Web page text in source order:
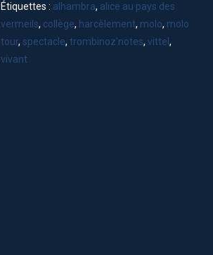
Étiquettes : alhambra, alice au pays des
vermeils, collège, harcèlement, molo, molo
tour,spectacle,trombinoz'notes,vittel,
vivant